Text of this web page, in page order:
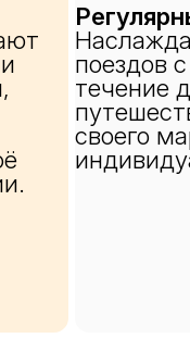
поездов
течение
своего